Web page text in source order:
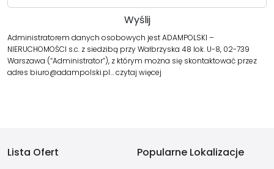
Administratorem danych osobowych jest ADAMPOLSKI –
NIERUCHOMOŚCI s.c. z siedzibą przy Wałbrzyska 48 lok. U-8, 02-739
Warszawa (“Administrator”), z którym można się skontaktować przez
adres biuro@adampolski.pl…czytaj więcej
Lista Ofert
Popularne Lokalizacje